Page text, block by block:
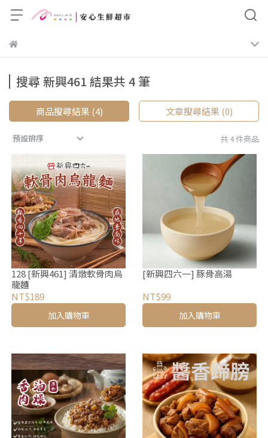
搜尋 新興461 結果共 4 筆
商品搜尋結果 (4) 文章搜尋結果 (0)
預設排序 共 4 件商品
128 [新興461] 清燉軟骨肉烏
龍麵
NT$189
加入購物車
[新興四六一] 豚骨高湯
NT$99
加入購物車